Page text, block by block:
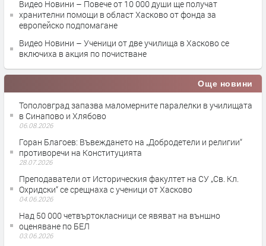
Видео Новини – Повече от 10 000 души ще получат
хранителни помощи в област Хасково от фонда за
европейско подпомагане
Видео Новини – Ученици от две училища в Хасково се
включиха в акция по почистване
Още новини
Тополовград запазва маломерните паралелки в училищата
в Синапово и Хлябово
06.08.2026
Горан Благоев: Въвеждането на „Добродетели и религии“
противоречи на Конституцията
28.07.2026
Преподаватели от Историческия факултет на СУ „Св. Кл.
Охридски“ се срещнаха с ученици от Хасково
04.06.2026
Над 50 000 четвъртокласници се явяват на външно
оценяване по БЕЛ
03.06.2026